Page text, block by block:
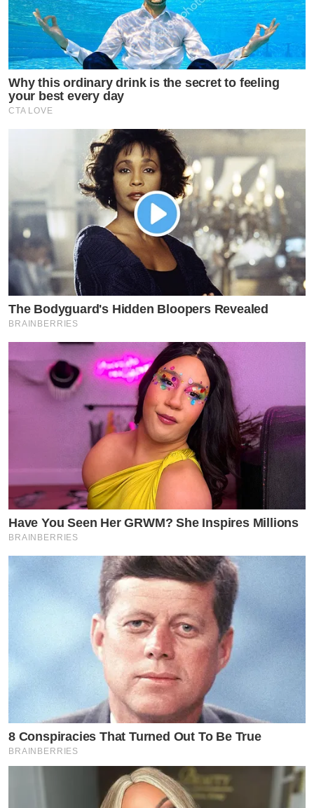
by TVPOOL ONLINE
Why this ordinary drink is the secret to feeling
your best every day
CTA LOVE
The Bodyguard's Hidden Bloopers Revealed
BRAINBERRIES
Have You Seen Her GRWM? She Inspires Millions
BRAINBERRIES
8 Conspiracies That Turned Out To Be True
BRAINBERRIES